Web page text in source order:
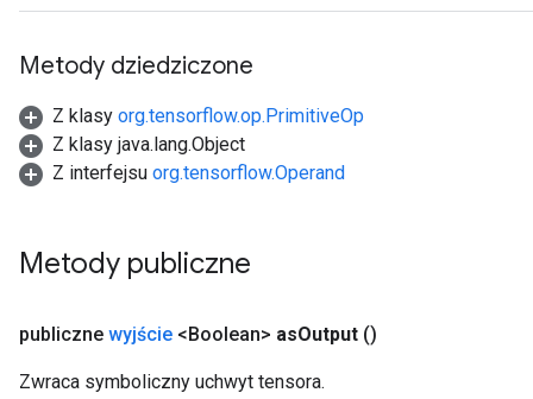
Metody dziedziczone
Z klasy org.tensorflow.op.PrimitiveOp
Z klasy java.lang.Object
Z interfejsu org.tensorflow.Operand
Metody publiczne
publiczne wyjście <Boolean> asOutput ()
Zwraca symboliczny uchwyt tensora.